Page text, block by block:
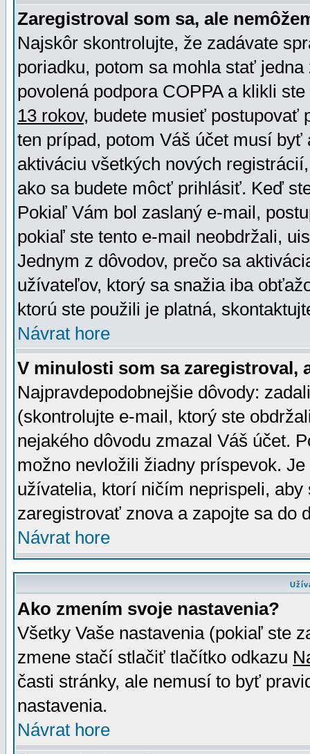
Zaregistroval som sa, ale
Najskôr skontrolujte, že zadávate
poriadku, potom sa mohla stať
povolená podpora COPPA a klikli
13 rokov, budete musieť postupovať
ten prípad, potom Váš účet musí
aktiváciu všetkých nových
ako sa budete môcť prihlásiť. Keď
Pokiaľ Vám bol zaslaný e-mail,
pokiaľ ste tento e-mail neobdržali,
Jednym z dôvodov, prečo sa
užívateľov, ktorý sa snažia iba
ktorú ste použili je platná,
Návrat hore
V minulosti som sa zaregistroval,
Najpravdepodobnejšie dôvody:
(skontrolujte e-mail, ktorý ste
nejakého dôvodu zmazal Váš účet.
možno nevložili žiadny príspevok.
užívatelia, ktorí ničím neprispeli,
zaregistrovať znova a zapojte sa do
Návrat hore
Ako zmením svoje nastavenia?
Všetky Vaše nastavenia (pokiaľ ste
zmene stačí stlačiť tlačítko odkazu
časti stránky, ale nemusí to byť
nastavenia.
Návrat hore